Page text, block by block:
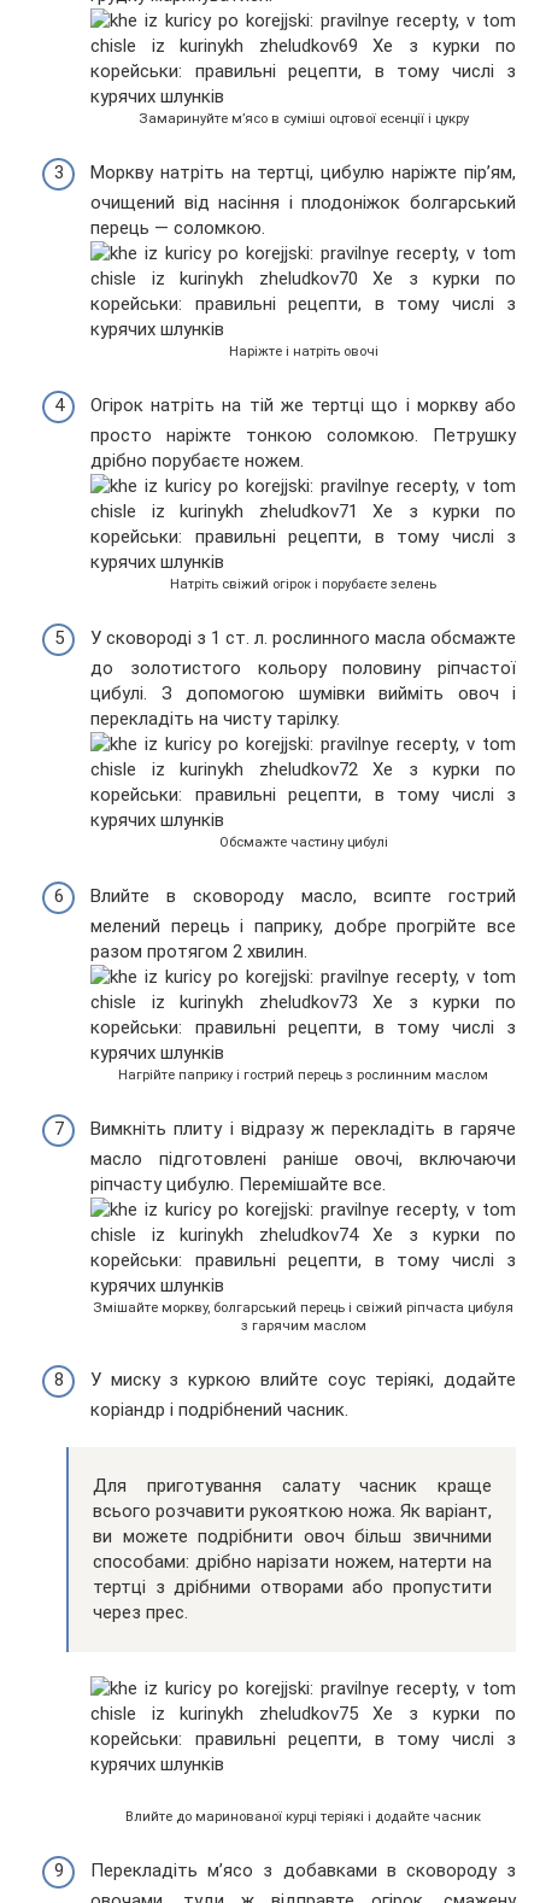
Замаринуйте м’ясо в суміші оцтової есенції і цукру
Моркву натріть на тертці, цибулю наріжте пір’ям,
очищений від насіння і плодоніжок болгарський
перець — соломкою.
Наріжте і натріть овочі
Огірок натріть на тій же тертці що і моркву або
просто наріжте тонкою соломкою. Петрушку
дрібно порубаєте ножем.
Натріть свіжий огірок і порубаєте зелень
У сковороді з 1 ст. л. рослинного масла обсмажте
до золотистого кольору половину ріпчастої
цибулі. З допомогою шумівки вийміть овоч і
перекладіть на чисту тарілку.
Обсмажте частину цибулі
Влийте в сковороду масло, всипте гострий
мелений перець і паприку, добре прогрійте все
разом протягом 2 хвилин.
Нагрійте паприку і гострий перець з рослинним маслом
Вимкніть плиту і відразу ж перекладіть в гаряче
масло підготовлені раніше овочі, включаючи
ріпчасту цибулю. Перемішайте все.
Змішайте моркву, болгарський перець і свіжий ріпчаста цибуля
з гарячим маслом
У миску з куркою влийте соус теріякі, додайте
коріандр і подрібнений часник.
Для приготування салату часник краще
всього розчавити рукояткою ножа. Як варіант,
ви можете подрібнити овоч більш звичними
способами: дрібно нарізати ножем, натерти на
тертці з дрібними отворами або пропустити
через прес.
Влийте до маринованої курці теріякі і додайте часник
Перекладіть м’ясо з добавками в сковороду з